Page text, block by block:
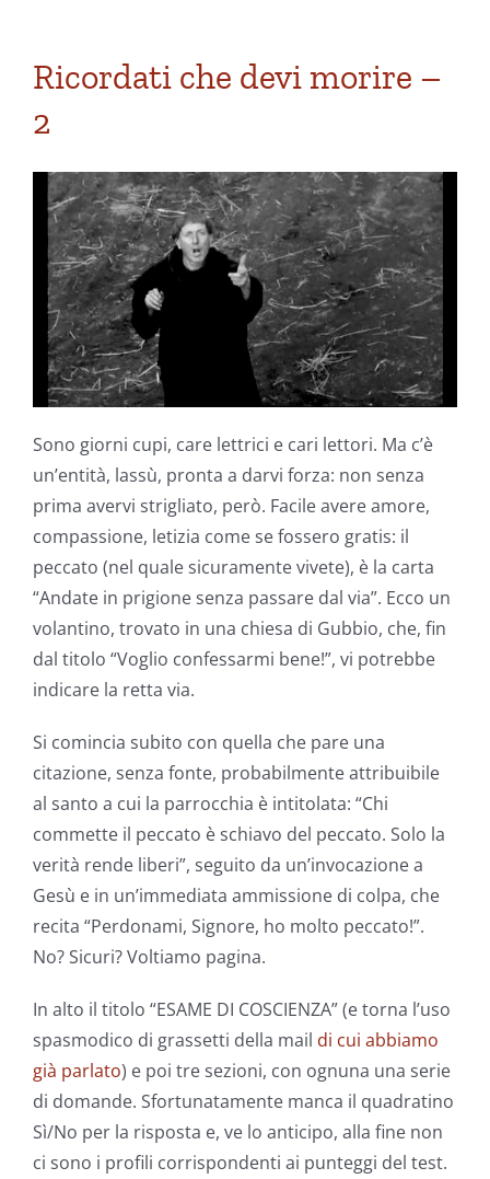
–
Ricordati che devi morire –
2
Sono giorni cupi, care lettrici e cari lettori. Ma c’è
un’entità, lassù, pronta a darvi forza: non senza
prima avervi strigliato, però. Facile avere amore,
compassione, letizia come se fossero gratis: il
peccato (nel quale sicuramente vivete), è la carta
“Andate in prigione senza passare dal via”. Ecco un
volantino, trovato in una chiesa di Gubbio, che, fin
dal titolo “Voglio confessarmi bene!”, vi potrebbe
indicare la retta via.
Si comincia subito con quella che pare una
citazione, senza fonte, probabilmente attribuibile
al santo a cui la parrocchia è intitolata: “Chi
commette il peccato è schiavo del peccato. Solo la
verità rende liberi”, seguito da un’invocazione a
Gesù e in un’immediata ammissione di colpa, che
recita “Perdonami, Signore, ho molto peccato!”.
No? Sicuri? Voltiamo pagina.
In alto il titolo “ESAME DI COSCIENZA” (e torna l’uso
spasmodico di grassetti della mail di cui abbiamo
già parlato) e poi tre sezioni, con ognuna una serie
di domande. Sfortunatamente manca il quadratino
Sì/No per la risposta e, ve lo anticipo, alla fine non
ci sono i profili corrispondenti ai punteggi del test.